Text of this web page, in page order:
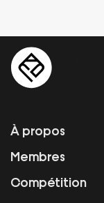
À propos
Membres
Compétition